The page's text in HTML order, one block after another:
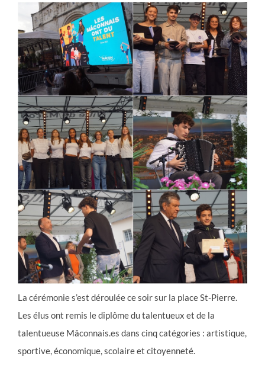
La cérémonie s’est déroulée ce soir sur la place St-Pierre.
Les élus ont remis le diplôme du talentueux et de la
talentueuse Mâconnais.es dans cinq catégories : artistique,
sportive, économique, scolaire et citoyenneté.